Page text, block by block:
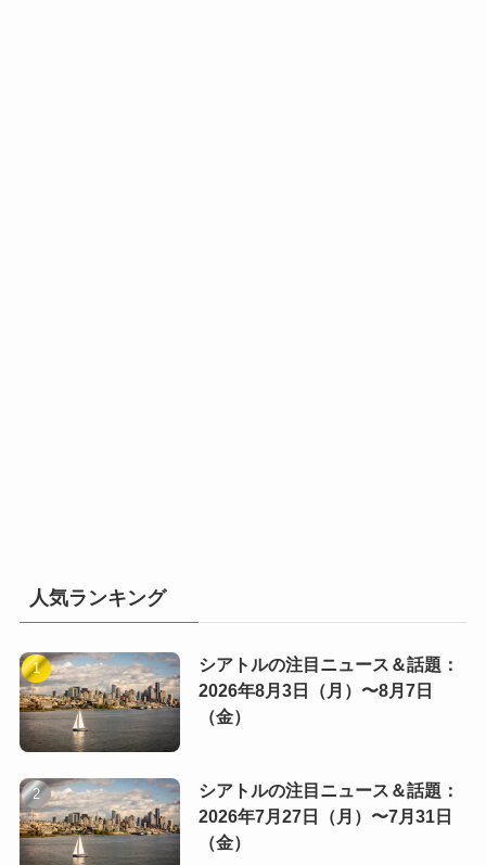
人気ランキング
シアトルの注目ニュース＆話題：
2026年8月3日（月）〜8月7日
（金）
シアトルの注目ニュース＆話題：
2026年7月27日（月）〜7月31日
（金）